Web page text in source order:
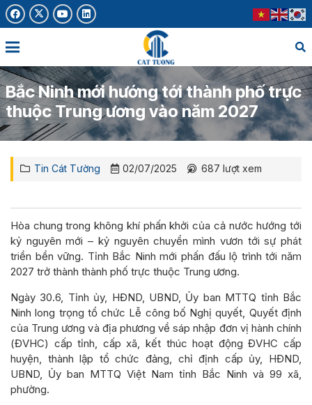
Bắc Ninh mới hướng tới thành phố trực
thuộc Trung ương vào năm 2027
Tin Cát Tường 02/07/2025 687 lượt xem
Hòa chung trong không khí phấn khởi của cả nước hướng tới
kỷ nguyên mới – kỷ nguyên chuyển mình vươn tới sự phát
triền bền vững. Tỉnh Bắc Ninh mới phấn đấu lộ trình tới năm
2027 trở thành thành phố trực thuộc Trung ương.
Ngày 30.6, Tỉnh ủy, HĐND, UBND, Ủy ban MTTQ tỉnh Bắc
Ninh long trọng tổ chức Lễ công bố Nghị quyết, Quyết định
của Trung ương và địa phương về sáp nhập đơn vị hành chính
(ĐVHC) cấp tỉnh, cấp xã, kết thúc hoạt động ĐVHC cấp
huyện, thành lập tổ chức đảng, chỉ định cấp ủy, HĐND,
UBND, Ủy ban MTTQ Việt Nam tỉnh Bắc Ninh và 99 xã,
phường.